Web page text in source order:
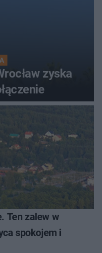
zyska
Ten zalew w
spokojem i